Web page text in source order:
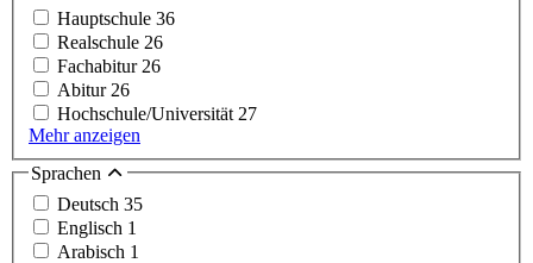
Hauptschule 36
Realschule 26
Fachabitur 26
Abitur 26
Hochschule/Universität 27
Mehr anzeigen
Sprachen
Deutsch 35
Englisch 1
Arabisch 1